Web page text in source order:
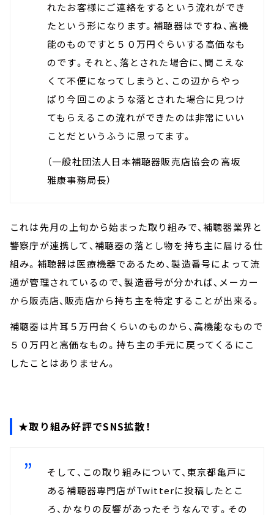
れたお客様にご連絡をするという流れができ
たという形になります。補聴器はですね、高機
能のものですと５０万円ぐらいする高価なも
のです。それと、落とされた場合に、聞こえな
くて不便になってしまうと、この辺からやっ
ぱり今回このような落とされた場合に見つけ
てもらえるこの流れができたのは非常にいい
ことだというふうに思ってます。
（一般社団法人日本補聴器販売店協会の高坂
雅康事務局長）
これは先月の上旬から始まった取り組みで、補聴器業界と
警察庁が連携して、補聴器の落とし物を持ち主に届ける仕
組み。補聴器は医療機器であるため、製造番号によって流
通が管理されているので、製造番号が分かれば、メーカー
から販売店、販売店から持ち主を特定することが出来る。
補聴器は片耳５万円台くらいのものから、高機能なもので
５０万円と高価なもの。持ち主の手元に戻ってくるにこ
したことはありません。
★取り組み好評でSNS拡散！
そして、この取り組みについて、東京都亀戸に
ある補聴器専門店がTwitterに投稿したとこ
ろ、かなりの反響があったそうなんです。その